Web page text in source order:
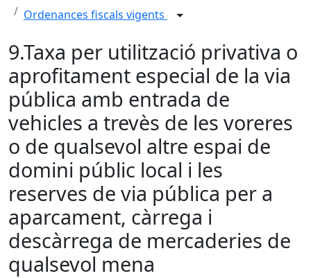
Ordenances fiscals vigents
9.Taxa per utilització privativa o
aprofitament especial de la via
pública amb entrada de
vehicles a trevès de les voreres
o de qualsevol altre espai de
domini públic local i les
reserves de via pública per a
aparcament, càrrega i
descàrrega de mercaderies de
qualsevol mena